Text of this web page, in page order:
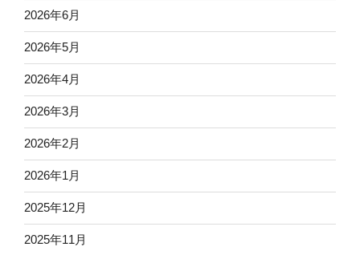
2026年6月
2026年5月
2026年4月
2026年3月
2026年2月
2026年1月
2025年12月
2025年11月